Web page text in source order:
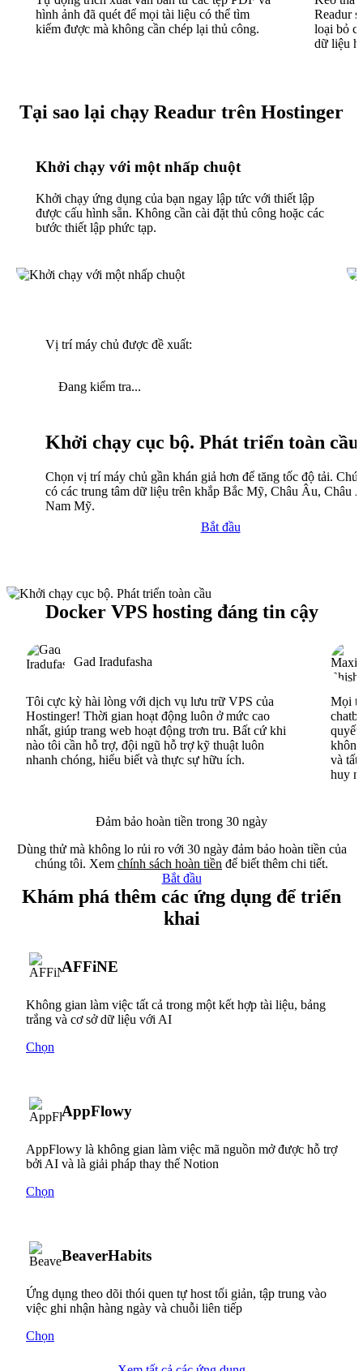
hình ảnh đã quét để mọi tài liệu có thể tìm
kiếm được mà không cần chép lại thủ công.
Readur
loại bỏ
dữ liệu
Tại sao lại chạy Readur trên Hostinger
Khởi chạy với một nhấp chuột
Khởi chạy ứng dụng của bạn ngay lập tức với thiết lập
được cấu hình sẵn. Không cần cài đặt thủ công hoặc các
bước thiết lập phức tạp.
Vị trí máy chủ được đề xuất:
Đang kiểm tra...
Khởi chạy cục bộ. Phát triển toàn cầu
Chọn vị trí máy chủ gần khán giả hơn để tăng tốc độ tải.
có các trung tâm dữ liệu trên khắp Bắc Mỹ, Châu Âu, Châu
Nam Mỹ.
Bắt đầu
Docker VPS hosting đáng tin cậy
Gad Iradufasha
Tôi cực kỳ hài lòng với dịch vụ lưu trữ VPS của
Hostinger! Thời gian hoạt động luôn ở mức cao
nhất, giúp trang web hoạt động trơn tru. Bất cứ khi
nào tôi cần hỗ trợ, đội ngũ hỗ trợ kỹ thuật luôn
nhanh chóng, hiểu biết và thực sự hữu ích.
Mọi
quyết
và tất
huy
Đảm bảo hoàn tiền trong 30 ngày
Dùng thử mà không lo rủi ro với 30 ngày đảm bảo hoàn tiền của
chúng tôi. Xem chính sách hoàn tiền để biết thêm chi tiết.
Bắt đầu
Khám phá thêm các ứng dụng để triển
khai
AFFiNE
Không gian làm việc tất cả trong một kết hợp tài liệu, bảng
trắng và cơ sở dữ liệu với AI
Chọn
AppFlowy
AppFlowy là không gian làm việc mã nguồn mở được hỗ trợ
bởi AI và là giải pháp thay thế Notion
Chọn
BeaverHabits
Ứng dụng theo dõi thói quen tự host tối giản, tập trung vào
việc ghi nhận hàng ngày và chuỗi liên tiếp
Chọn